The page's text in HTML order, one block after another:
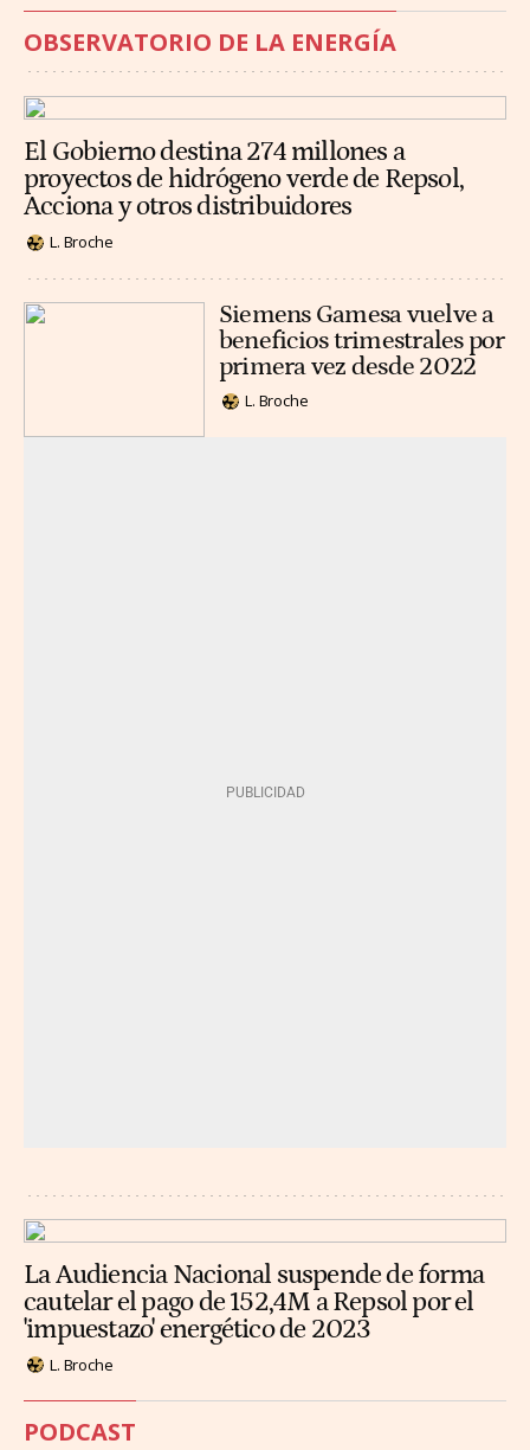
OBSERVATORIO DE LA ENERGÍA
El Gobierno destina 274 millones a
proyectos de hidrógeno verde de Repsol,
Acciona y otros distribuidores
L. Broche
Siemens Gamesa vuelve a
beneficios trimestrales por
primera vez desde 2022
L. Broche
La Audiencia Nacional suspende de forma
cautelar el pago de 152,4M a Repsol por el
'impuestazo' energético de 2023
L. Broche
PODCAST